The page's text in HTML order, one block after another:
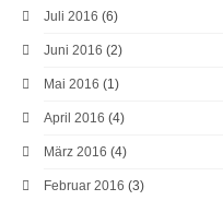
Juli 2016 (6)
Juni 2016 (2)
Mai 2016 (1)
April 2016 (4)
März 2016 (4)
Februar 2016 (3)